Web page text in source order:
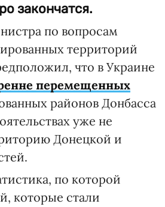
закончатся.
по вопросам
территорий
что в Украине
перемещенных
районов Донбасса
уже не
Донецкой и
по которой
которые стали